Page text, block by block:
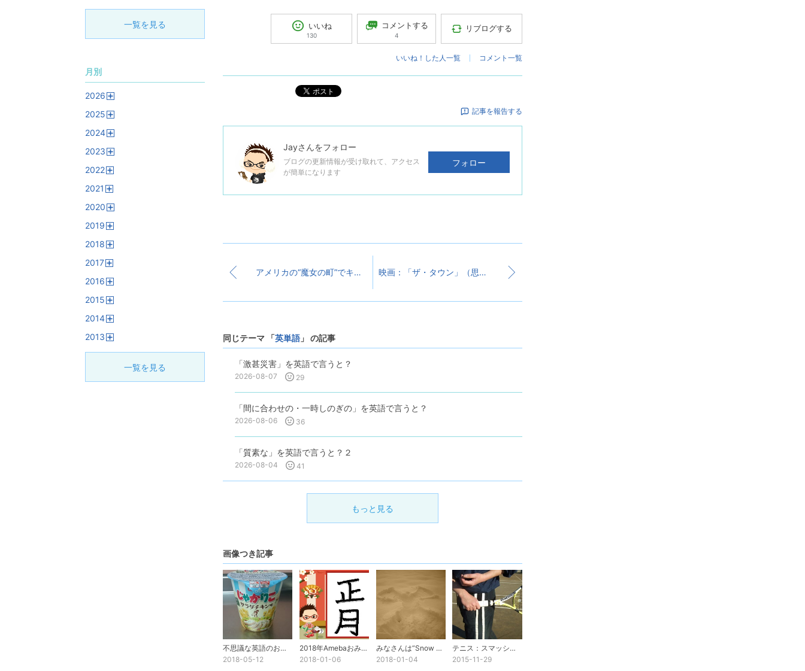
いいね
130
コメントする
4
リブログする
いいね！した人一覧 コメント一覧
ポスト
記事を報告する
Jayさんをフォロー
ブログの更新情報が受け取れて、アクセス
が簡単になります
フォロー
アメリカの“魔女の町”でキキのお店を発見！ 映画：「ザ・タウン」（思わず犯人を応援したくなる映画）
同じテーマ 「英単語 」 の記事
「激甚災害」を英語で言うと？
2026-08-07 29
「間に合わせの・一時しのぎの」を英語で言うと？
2026-08-06 36
「質素な」を英語で言うと？２
2026-08-04 41
もっと見る
画像つき記事
不思議な英語のお菓子
2018-05-12
2018年Amebaおみくじ
2018-01-06
みなさんは“Snow Angel”を見た事ありますか？
2018-01-04
テニス：スマッシュでケガをしないために
2015-11-29
一覧を見る
月別
2026
2025
2024
2023
2022
2021
2020
2019
2018
2017
2016
2015
2014
2013
一覧を見る